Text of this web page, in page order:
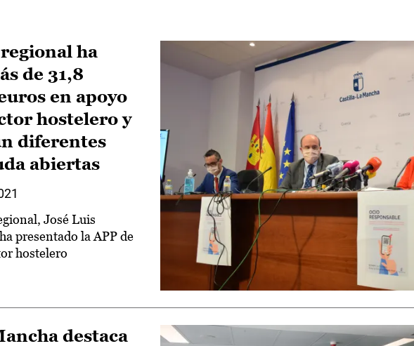
ha
de 31,8
en apoyo
hostelero y
diferentes
abiertas
José Luis
presentado la APP de
hostelero
destaca